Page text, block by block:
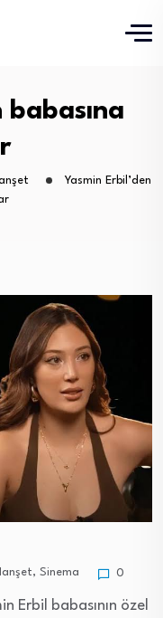
babasına
Yasmin Erbil’den
, Sinema 0
Erbil babasının özel